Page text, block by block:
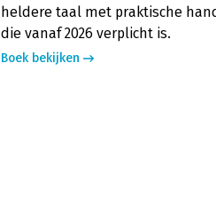
heldere taal met praktische
die vanaf 2026 verplicht is.
Boek bekijken